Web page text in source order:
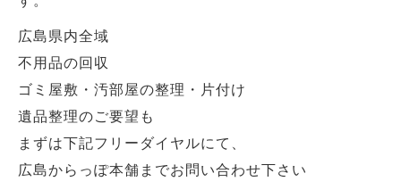
広島県内全域
不用品の回収
ゴミ屋敷・汚部屋の整理・片付け
遺品整理のご要望も
まずは下記フリーダイヤルにて、
広島からっぽ本舗までお問い合わせ下さい